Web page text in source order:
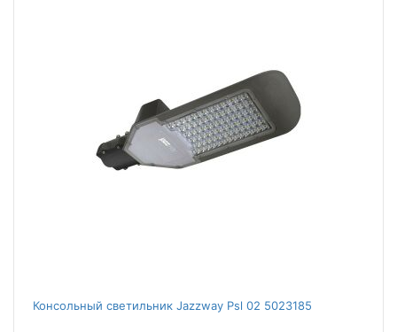
Консольный светильник Jazzway Psl 02 5023185